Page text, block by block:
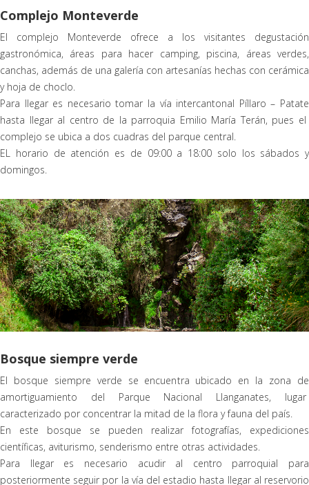
Complejo Monteverde
El complejo Monteverde ofrece a los visitantes degustación
gastronómica, áreas para hacer camping, piscina, áreas verdes,
canchas, además de una galería con artesanías hechas con cerámica
y hoja de choclo.
Para llegar es necesario tomar la vía intercantonal Píllaro – Patate
hasta llegar al centro de la parroquia Emilio María Terán, pues el
complejo se ubica a dos cuadras del parque central.
EL horario de atención es de 09:00 a 18:00 solo los sábados y
domingos.
Bosque siempre verde
El bosque siempre verde se encuentra ubicado en la zona de
amortiguamiento del Parque Nacional Llanganates, lugar
caracterizado por concentrar la mitad de la flora y fauna del país.
En este bosque se pueden realizar fotografías, expediciones
científicas, aviturismo, senderismo entre otras actividades.
Para llegar es necesario acudir al centro parroquial para
posteriormente seguir por la vía del estadio hasta llegar al reservorio